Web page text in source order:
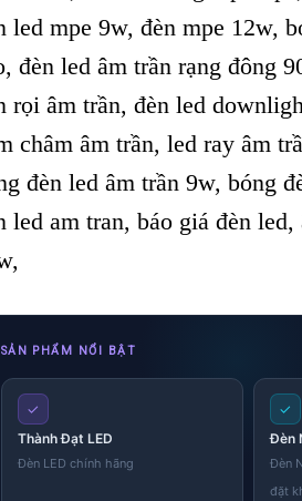
led mpe 9w, đèn mpe 12w,
đèn led âm trần rạng đông
rọi âm trần, đèn led
châm âm trần, led ray âm
đèn led âm trần 9w, bóng
led am tran, báo giá đèn led,
SẢN PHẨM NỔI BẬT
✓
Thành Đạt LED
Đèn LED chính hãng
✓
Đèn
Đèn
đặt